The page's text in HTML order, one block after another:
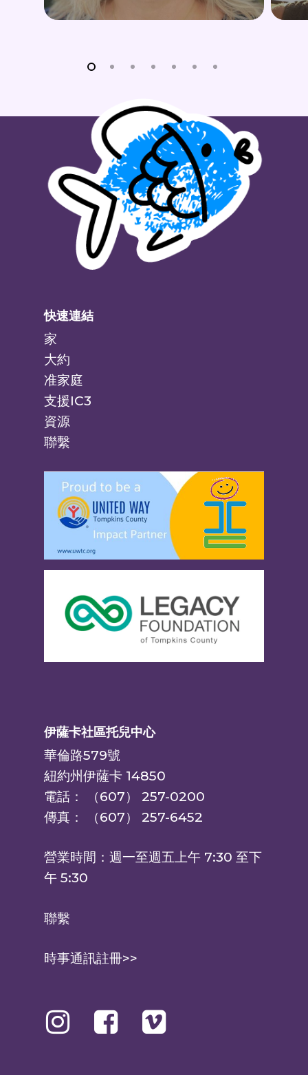
快速連結
家
大約
准家庭
支援IC3
資源
聯繫
伊薩卡社區托兒中心
華倫路579號
紐約州伊薩卡 14850
電話： （607） 257-0200
傳真： （607） 257-6452
營業時間：週一至週五上午 7:30 至下
午 5:30
聯繫
時事通訊註冊>>